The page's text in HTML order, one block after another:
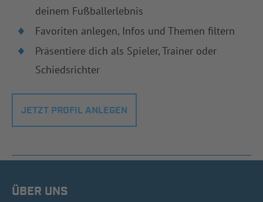
deinem Fußballerlebnis
Favoriten anlegen, Infos und Themen filtern
Präsentiere dich als Spieler, Trainer oder
Schiedsrichter
JETZT PROFIL ANLEGEN
ÜBER UNS